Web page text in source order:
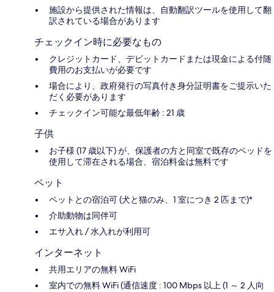
施設から提供された情報は、自動翻訳ツールを使用して翻
訳されている場合があります
チェックイン時に必要なもの
クレジットカード、デビットカードまたは現金による付随
費用のお支払いが必要です
場合により、政府発行の写真付き身分証明書をご提示いた
だく必要があります
チェックイン可能な最低年齢 : 21 歳
子供
お子様 (17 歳以下) が、保護者の方と同室で既存のベッドを
使用して滞在される場合、宿泊料金は無料です
ペット
ペットとの宿泊可 (犬と猫のみ、1 室につき 2 匹まで)*
介助動物は同伴可
エサ入れ / 水入れが利用可
インターネット
共用エリアの無料 WiFi
室内での無料 WiFi (通信速度 : 100 Mbps 以上 (1 ～ 2 人向